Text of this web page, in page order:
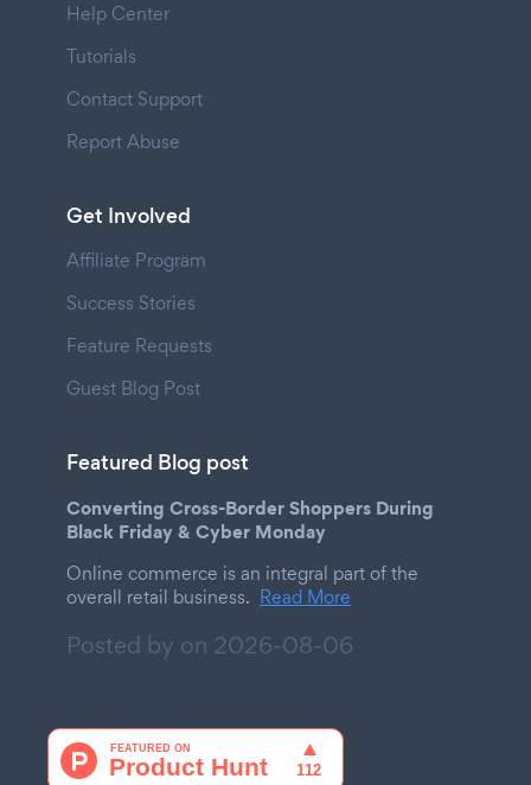
Help Center
Tutorials
Contact Support
Report Abuse
Get Involved
Affiliate Program
Success Stories
Feature Requests
Guest Blog Post
Featured Blog post
Converting Cross-Border Shoppers During
Black Friday & Cyber Monday
Online commerce is an integral part of the
overall retail business. Read More
Posted by on 2026-08-06